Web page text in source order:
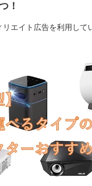
！
リエイト広告を利用して